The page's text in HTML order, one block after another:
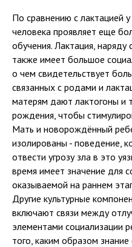
По сравнению с лактацией
человека проявляет еще
обучения. Лактация, наряду
также имеет большое
о чем свидетельствует
связанных с родами и
матерям дают лактогоны и
рождения, чтобы
Мать и новорождённый
изолированы - поведение,
отвести угрозу зла в это
время имеет значение для
оказываемой на раннем
Другие культурные
включают связи между
элементами социализации
того, каким образом